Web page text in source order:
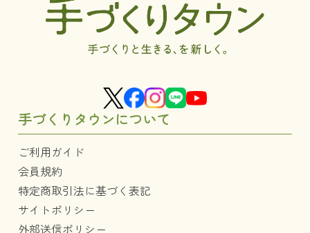
手づくりタウンについて
ご利用ガイド
会員規約
特定商取引法に基づく表記
サイトポリシー
外部送信ポリシー